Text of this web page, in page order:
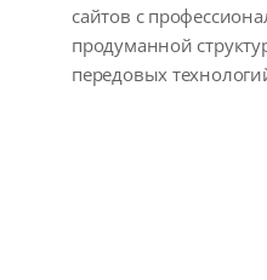
сайтов с
продуманной
передовых